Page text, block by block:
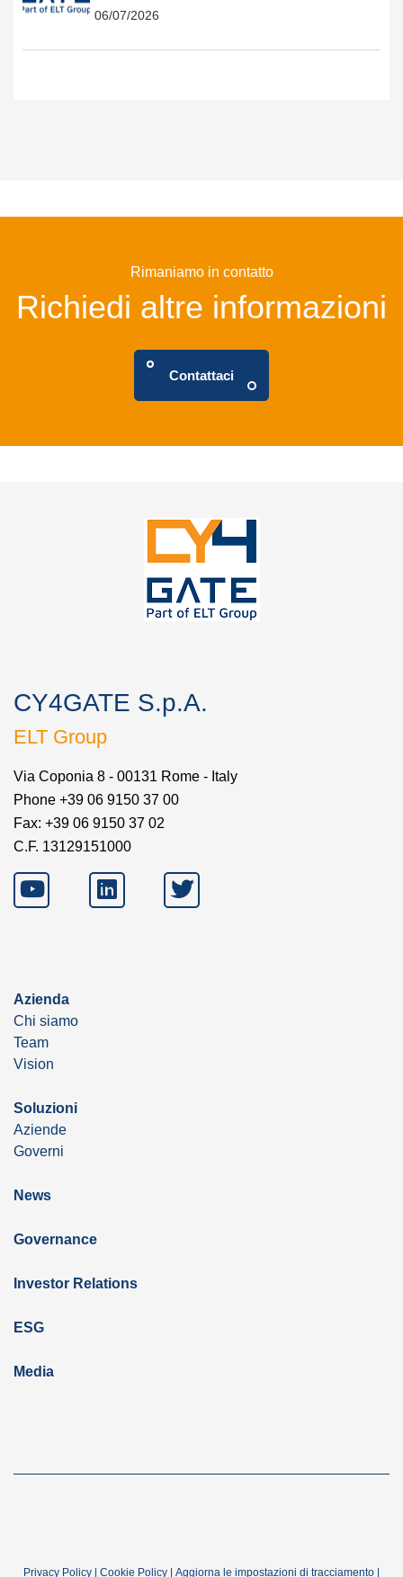
06/07/2026
Rimaniamo in contatto
Richiedi altre informazioni
Contattaci
CY4GATE S.p.A.
ELT Group
Via Coponia 8 - 00131 Rome - Italy
Phone +39 06 9150 37 00
Fax: +39 06 9150 37 02
C.F. 13129151000
Azienda
Chi siamo
Team
Vision
Soluzioni
Aziende
Governi
News
Governance
Investor Relations
ESG
Media
Privacy Policy Cookie Policy Aggiorna le impostazioni di tracciamento